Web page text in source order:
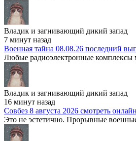
Владик и загнивающий дикий запад
7 минут назад
Военная тайна 08.08.26 последний
Любые радиоэлектронные комплексы
Владик и загнивающий дикий запад
16 минут назад
Совбез 8 августа 2026 смотреть
Это не эстетично. Прорывные